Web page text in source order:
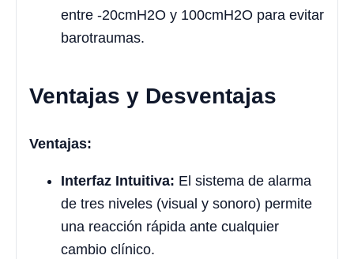
entre -20cmH2O y 100cmH2O para evitar
barotraumas.
Ventajas y Desventajas
Ventajas:
Interfaz Intuitiva: El sistema de alarma
de tres niveles (visual y sonoro) permite
una reacción rápida ante cualquier
cambio clínico.